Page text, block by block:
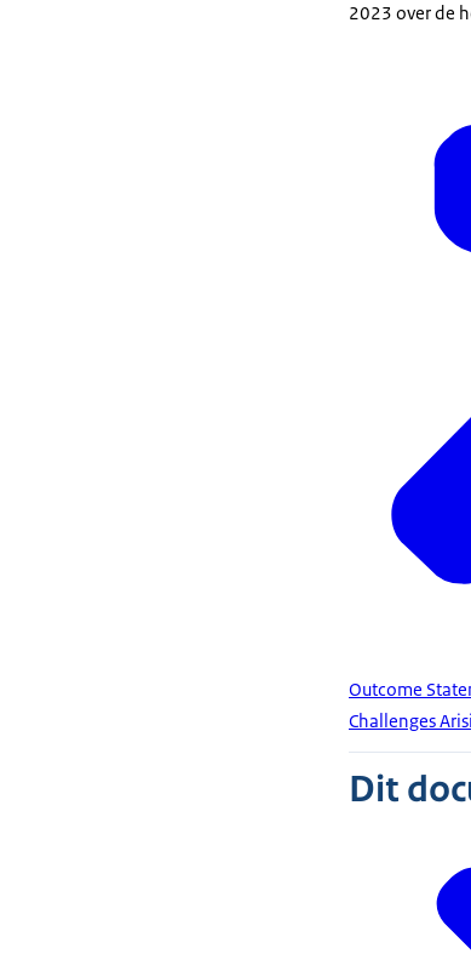
2023 over de
Outcome
Challenges
Dit